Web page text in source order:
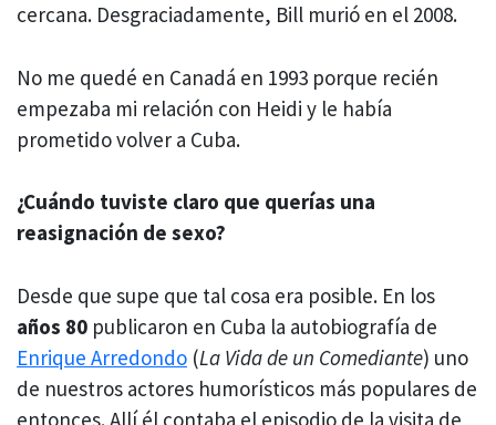
cercana. Desgraciadamente, Bill murió en el 2008.
No me quedé en Canadá en 1993 porque recién
empezaba mi relación con Heidi y le había
prometido volver a Cuba.
¿Cuándo tuviste claro que querías una
reasignación de sexo?
Desde que supe que tal cosa era posible. En los
años 80 publicaron en Cuba la autobiografía de
Enrique Arredondo (La Vida de un Comediante) uno
de nuestros actores humorísticos más populares de
entonces. Allí él contaba el episodio de la visita de